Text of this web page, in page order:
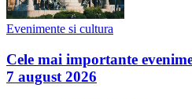
Evenimente si cultura
Cele mai importante
7 august 2026